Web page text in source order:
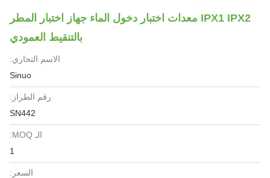
IPX1 IPX2 معدات اختبار دخول الماء جهاز اختبار المطر
بالتنقيط العمودي
الاسم التجاري:
Sinuo
رقم الطراز:
SN442
الـ MOQ:
السعر: